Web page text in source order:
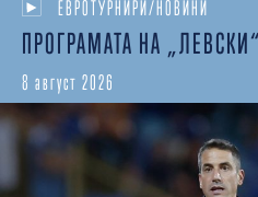
ЕВРОТУРНИРИ/НОВИНИ
ПРОГРАМАТА НА
8 август 2026